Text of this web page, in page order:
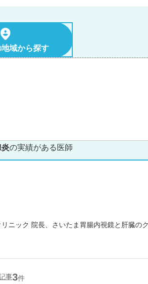
域から探す
炎の実績がある医師
ニック 院長、さいたま胃腸内視鏡と肝臓の
事3件